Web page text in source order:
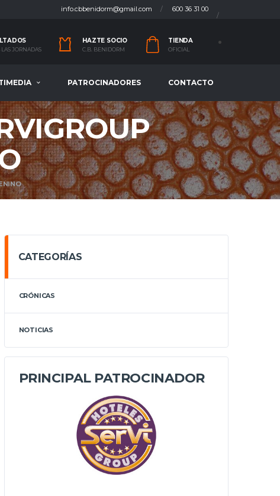
600 36 31 00
info.cbbenidorm@gmail.com
LAS JORNADAS
HAZTE SOCIO
C.B. BENIDORM
TIENDA
OFICIAL
PATROCINADORES CONTACTO
CATEGORÍAS
CRÓNICAS
NOTICIAS
PRINCIPAL PATROCINADOR